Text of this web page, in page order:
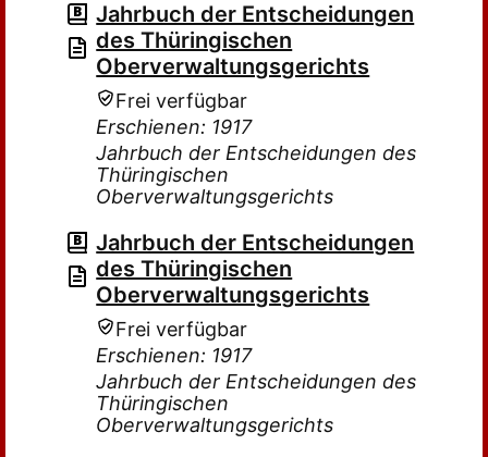
Jahrbuch der Entscheidungen
des Thüringischen
Oberverwaltungsgerichts
Frei verfügbar
Erschienen: 1917
Jahrbuch der Entscheidungen des
Thüringischen
Oberverwaltungsgerichts
Jahrbuch der Entscheidungen
des Thüringischen
Oberverwaltungsgerichts
Frei verfügbar
Erschienen: 1917
Jahrbuch der Entscheidungen des
Thüringischen
Oberverwaltungsgerichts